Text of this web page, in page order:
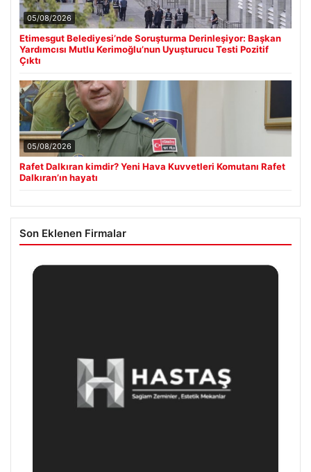
05/08/2026
Etimesgut Belediyesi’nde Soruşturma Derinleşiyor: Başkan
Yardımcısı Mutlu Kerimoğlu’nun Uyuşturucu Testi Pozitif
Çıktı
05/08/2026
Rafet Dalkıran kimdir? Yeni Hava Kuvvetleri Komutanı Rafet
Dalkıran’ın hayatı
Son Eklenen Firmalar